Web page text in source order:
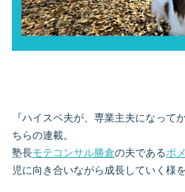
『ハイスペ夫が、専業主夫になって
ちらの連載。
塾長モテコンサル勝倉の夫であるポ
児に向き合いながら成長していく様を